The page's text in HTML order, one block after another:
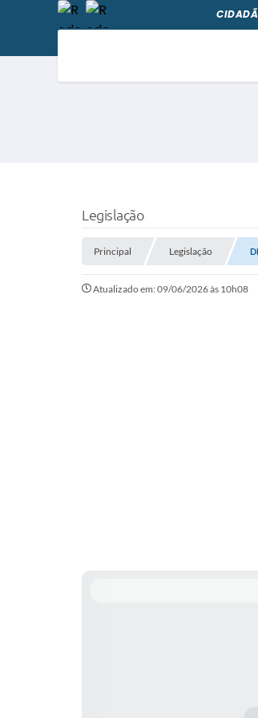
Legislação
Principal Legislação
Atualizado em: 09/06/2026 às 10h08